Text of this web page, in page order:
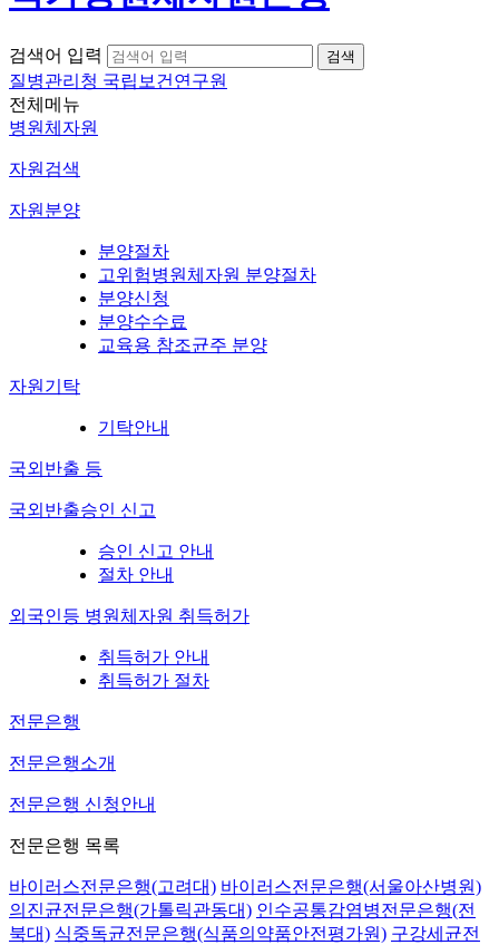
검색어 입력
질병관리청 국립보건연구원
전체메뉴
병원체자원
자원검색
자원분양
분양절차
고위험병원체자원 분양절차
분양신청
분양수수료
교육용 참조균주 분양
자원기탁
기탁안내
국외반출 등
국외반출승인 신고
승인 신고 안내
절차 안내
외국인등 병원체자원 취득허가
취득허가 안내
취득허가 절차
전문은행
전문은행소개
전문은행 신청안내
전문은행 목록
바이러스전문은행(고려대) 바이러스전문은행(서울아산병원)
의진균전문은행(가톨릭관동대) 인수공통감염병전문은행(전
북대) 식중독균전문은행(식품의약품안전평가원) 구강세균전